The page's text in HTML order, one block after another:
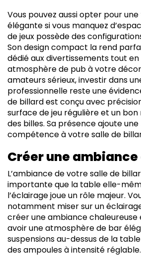
Vous pouvez aussi opter pour
élégante si vous manquez
de jeux possède des
Son design compact la rend
dédié aux divertissements tout
atmosphère de pub à votre
amateurs sérieux, investir dans
professionnelle reste une
de billard est conçu avec
surface de jeu régulière et un
des billes. Sa présence ajoute
compétence à votre salle de
Créer une
L’ambiance de votre salle de
importante que la table elle-
l’éclairage joue un rôle majeur.
notamment miser sur un
créer une ambiance chaleureuse
avoir une atmosphère de bar
suspensions au-dessus de la
des ampoules à intensité réglable.